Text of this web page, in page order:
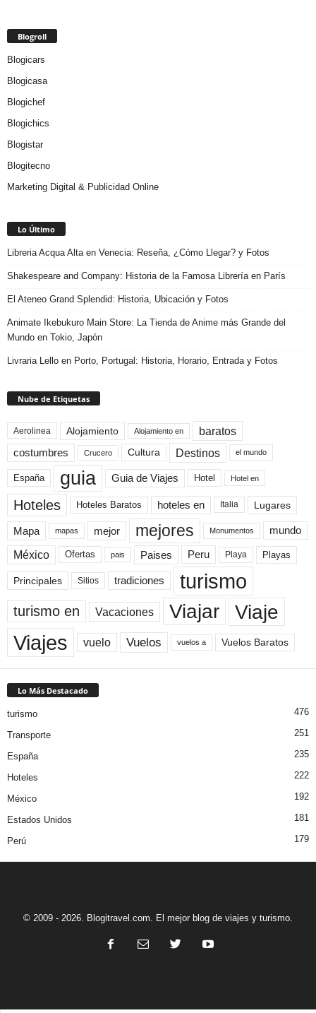
Blogroll
Blogicars
Blogicasa
Blogichef
Blogichics
Blogistar
Blogitecno
Marketing Digital & Publicidad Online
Lo Último
Libreria Acqua Alta en Venecia: Reseña, ¿Cómo Llegar? y Fotos
Shakespeare and Company: Historia de la Famosa Librería en París
El Ateneo Grand Splendid: Historia, Ubicación y Fotos
Animate Ikebukuro Main Store: La Tienda de Anime más Grande del
Mundo en Tokio, Japón
Livraria Lello en Porto, Portugal: Historia, Horario, Entrada y Fotos
Nube de Etiquetas
Aerolinea Alojamiento Alojamiento en baratos
costumbres Crucero Cultura Destinos el mundo
España guia Guia de Viajes Hotel Hotel en
Hoteles Hoteles Baratos hoteles en Italia Lugares
Mapa mapas mejor mejores Monumentos mundo
México Ofertas pais Paises Peru Playa Playas
Principales Sitios tradiciones turismo
turismo en Vacaciones Viajar Viaje
Viajes vuelo Vuelos vuelos a Vuelos Baratos
Lo Más Destacado
turismo 476
Transporte 251
España 235
Hoteles 222
México 192
Estados Unidos 181
Perú 179
© 2009 - 2026. Blogitravel.com. El mejor blog de viajes y turismo.